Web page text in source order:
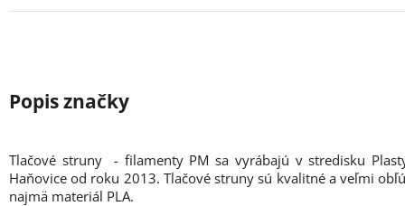
Tlačové struny - filamenty PM sa vyrábajú v stredisku
Haňovice od roku 2013. Tlačové struny sú kvalitné a veľmi
najmä materiál PLA.